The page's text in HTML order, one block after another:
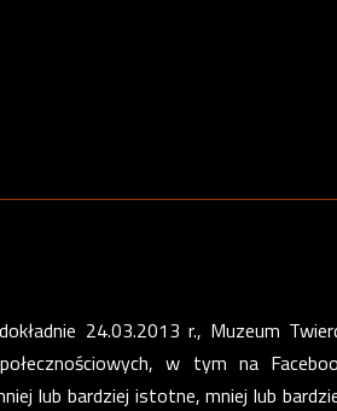
24.03.2013 r., Muzeum
w tym na
lub bardziej istotne, mniej lub